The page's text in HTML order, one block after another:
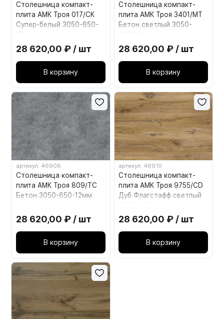
Столешница компакт-
плита АМК Троя 017/CК
Супер-белый 3050-650-
28 620,00 ₽ / шт
В корзину
Столешница компакт-
плита АМК Троя 3401/MT
Бетон светлый 3050-
28 620,00 ₽ / шт
В корзину
артикул: 46908
Столешница компакт-
плита АМК Троя 809/TC
Бетон 3050-650-12мм
28 620,00 ₽ / шт
В корзину
артикул: 46910
Столешница компакт-
плита АМК Троя 9755/CD
Дуб Флагстафф светлый
28 620,00 ₽ / шт
В корзину